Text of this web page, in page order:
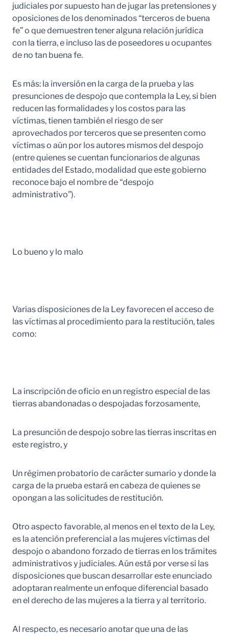
judiciales por supuesto han de jugar las pretensiones y
oposiciones de los denominados “terceros de buena
fe” o que demuestren tener alguna relación jurídica
con la tierra, e incluso las de poseedores u ocupantes
de no tan buena fe.
Es más: la inversión en la carga de la prueba y las
presunciones de despojo que contempla la Ley, si bien
reducen las formalidades y los costos para las
víctimas, tienen también el riesgo de ser
aprovechados por terceros que se presenten como
víctimas o aún por los autores mismos del despojo
(entre quienes se cuentan funcionarios de algunas
entidades del Estado, modalidad que este gobierno
reconoce bajo el nombre de “despojo
administrativo”).
Lo bueno y lo malo
Varias disposiciones de la Ley favorecen el acceso de
las víctimas al procedimiento para la restitución, tales
como:
La inscripción de oficio en un registro especial de las
tierras abandonadas o despojadas forzosamente,
La presunción de despojo sobre las tierras inscritas en
este registro, y
Un régimen probatorio de carácter sumario y donde la
carga de la prueba estará en cabeza de quienes se
opongan a las solicitudes de restitución.
Otro aspecto favorable, al menos en el texto de la Ley,
es la atención preferencial a las mujeres víctimas del
despojo o abandono forzado de tierras en los trámites
administrativos y judiciales. Aún está por verse si las
disposiciones que buscan desarrollar este enunciado
adoptaran realmente un enfoque diferencial basado
en el derecho de las mujeres a la tierra y al territorio.
Al respecto, es necesario anotar que una de las